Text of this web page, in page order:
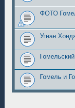
ФОТО
Угнан
Гомель и